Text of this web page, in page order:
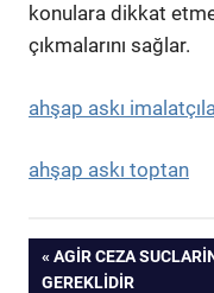
konulara dikkat
çıkmalarını sağlar.
ahşap askı
ahşap askı toptan
Yazı
PREVIOUS
POST:
AGIR CEZA
GEREKLIDIR